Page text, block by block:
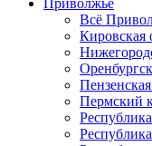
Приволжье
Всё
Кировская
Пермский